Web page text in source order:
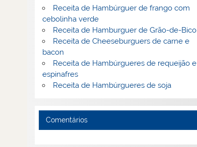
Receita de Hambúrguer de frango com
cebolinha verde
Receita de Hamburguer de Grão-de-Bico
Receita de Cheeseburguers de carne e
bacon
Receita de Hambúrgueres de requeijão e
espinafres
Receita de Hambúrgueres de soja
Comentários